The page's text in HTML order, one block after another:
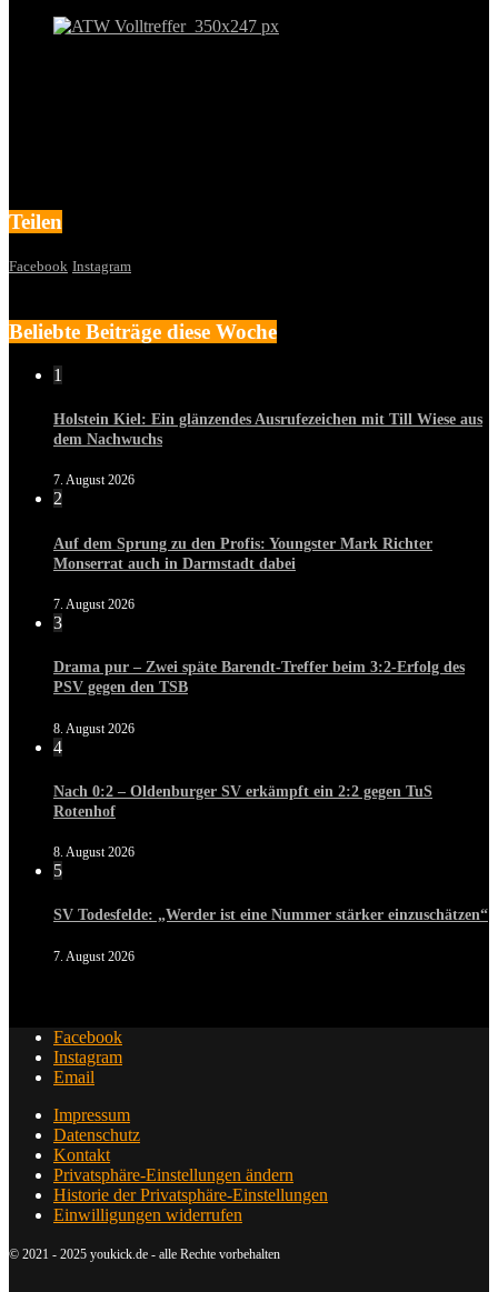
Teilen
Facebook Instagram
Beliebte Beiträge diese Woche
1
Holstein Kiel: Ein glänzendes Ausrufezeichen mit Till Wiese aus
dem Nachwuchs
7. August 2026
2
Auf dem Sprung zu den Profis: Youngster Mark Richter
Monserrat auch in Darmstadt dabei
7. August 2026
3
Drama pur – Zwei späte Barendt-Treffer beim 3:2-Erfolg des
PSV gegen den TSB
8. August 2026
4
Nach 0:2 – Oldenburger SV erkämpft ein 2:2 gegen TuS
Rotenhof
8. August 2026
5
SV Todesfelde: „Werder ist eine Nummer stärker einzuschätzen“
7. August 2026
Facebook
Instagram
Email
Impressum
Datenschutz
Kontakt
Privatsphäre-Einstellungen ändern
Historie der Privatsphäre-Einstellungen
Einwilligungen widerrufen
© 2021 - 2025 youkick.de - alle Rechte vorbehalten